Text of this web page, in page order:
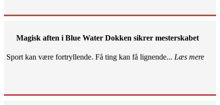
Magisk aften i Blue Water Dokken sikrer mesterskabet
Sport kan være fortryllende. Få ting kan få lignende... Læs mere